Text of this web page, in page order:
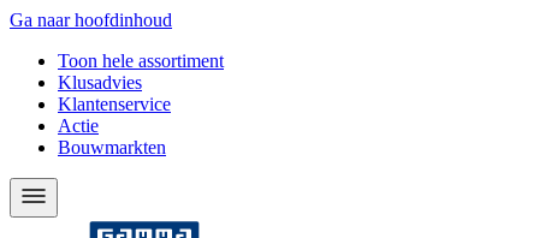
Ga naar hoofdinhoud
Toon hele assortiment
Klusadvies
Klantenservice
Actie
Bouwmarkten